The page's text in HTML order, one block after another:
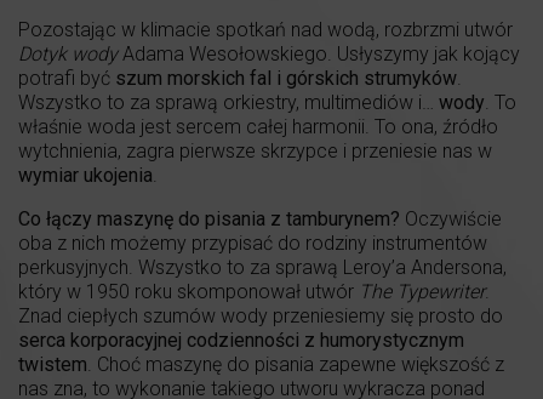
Pozostając w klimacie spotkań nad wodą, rozbrzmi utwór
Dotyk wodyAdama Wesołowskiego. Usłyszymy jak kojący
potrafi być szum morskich fal i górskich strumyków.
Wszystko to za sprawą orkiestry, multimediów i… wody. To
właśnie woda jest sercem całej harmonii. To ona, źródło
wytchnienia, zagra pierwsze skrzypce i przeniesie nas w
wymiar ukojenia.
Co łączy maszynę do pisania z tamburynem? Oczywiście
oba z nich możemy przypisać do rodziny instrumentów
perkusyjnych. Wszystko to za sprawą Leroy’a Andersona,
który w 1950 roku skomponował utwór The Typewriter.
Znad ciepłych szumów wody przeniesiemy się prosto do
serca korporacyjnej codzienności z humorystycznym
twistem. Choć maszynę do pisania zapewne większość z
nas zna, to wykonanie takiego utworu wykracza ponad